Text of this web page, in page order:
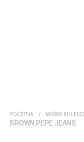
POČETNA / MUŠKA
BROWN PEPE JEANS